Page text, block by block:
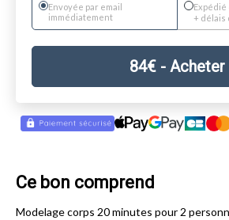
Envoyée par email
immédiatement
Expédié
+ délais
84€- Acheter
Ce bon comprend
Modelage corps 20 minutes pour 2